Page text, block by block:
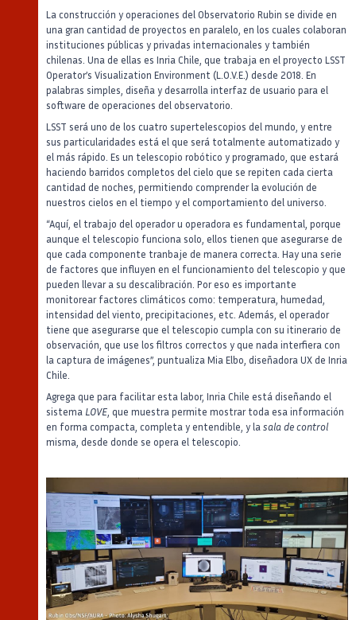
La construcción y operaciones del Observatorio Rubin se divide en
una gran cantidad de proyectos en paralelo, en los cuales colaboran
instituciones públicas y privadas internacionales y también
chilenas. Una de ellas es Inria Chile, que trabaja en el proyecto LSST
Operator’s Visualization Environment (L.O.V.E.) desde 2018. En
palabras simples, diseña y desarrolla interfaz de usuario para el
software de operaciones del observatorio.
LSST será uno de los cuatro supertelescopios del mundo, y entre
sus particularidades está el que será totalmente automatizado y
el más rápido. Es un telescopio robótico y programado, que estará
haciendo barridos completos del cielo que se repiten cada cierta
cantidad de noches, permitiendo comprender la evolución de
nuestros cielos en el tiempo y el comportamiento del universo.
“Aquí, el trabajo del operador u operadora es fundamental, porque
aunque el telescopio funciona solo, ellos tienen que asegurarse de
que cada componente tranbaje de manera correcta. Hay una serie
de factores que influyen en el funcionamiento del telescopio y que
pueden llevar a su descalibración. Por eso es importante
monitorear factores climáticos como: temperatura, humedad,
intensidad del viento, precipitaciones, etc. Además, el operador
tiene que asegurarse que el telescopio cumpla con su itinerario de
observación, que use los filtros correctos y que nada interfiera con
la captura de imágenes”, puntualiza Mia Elbo, diseñadora UX de Inria
Chile.
Agrega que para facilitar esta labor, Inria Chile está diseñando el
sistema LOVE , que muestra permite mostrar toda esa información
en forma compacta, completa y entendible, y la sala de control
misma, desde donde se opera el telescopio.